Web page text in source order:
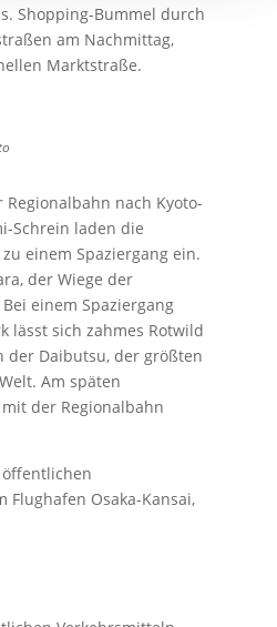
Shopping-Bummel durch
am Nachmittag,
Marktstraße.
nach Kyoto-
Schrein laden die
einem Spaziergang ein.
der Wiege der
einem Spaziergang
lässt sich zahmes Rotwild
der Daibutsu, der größten
Am späten
der Regionalbahn
Flughafen Osaka-Kansai,